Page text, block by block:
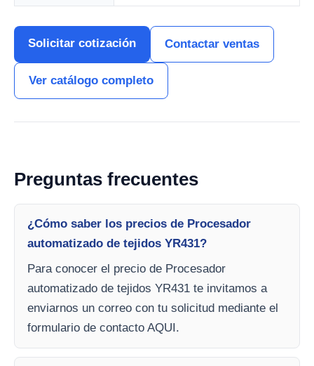
Solicitar cotización Contactar ventas
Ver catálogo completo
Preguntas frecuentes
¿Cómo saber los precios de Procesador
automatizado de tejidos YR431?
Para conocer el precio de Procesador
automatizado de tejidos YR431 te invitamos a
enviarnos un correo con tu solicitud mediante el
formulario de contacto AQUI.